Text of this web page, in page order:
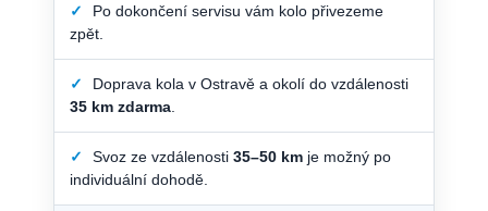
✓
Po dokončení servisu vám kolo přivezeme
zpět.
✓
Doprava kola v Ostravě a okolí do vzdálenosti
35 km zdarma
✓ Svoz ze vzdálenosti 35–50 km je možný po
individuální dohodě.